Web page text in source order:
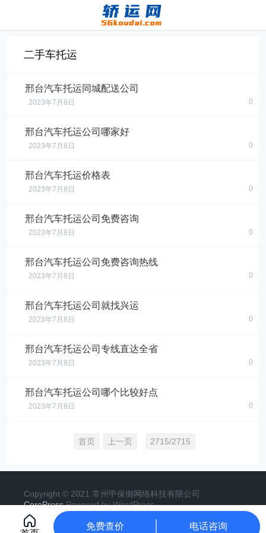
二手车托运
邢台汽车托运同城配送公司
2023年7月8日 0
邢台汽车托运公司哪家好
2023年7月8日 0
邢台汽车托运价格表
2023年7月8日 0
邢台汽车托运公司免费咨询
2023年7月8日 0
邢台汽车托运公司免费咨询热线
2023年7月8日 0
邢台汽车托运公司就找兴运
2023年7月8日 0
邢台汽车托运公司专线直达全省
2023年7月8日 0
邢台汽车托运公司哪个比较好点
2023年7月8日 0
首页 上一页 2715/2715
免费查价 电话咨询
Copyright © 2021 常州甲保御网络科技有限公司
CorePress Powered by WordPress
苏ICP备17025925号-5